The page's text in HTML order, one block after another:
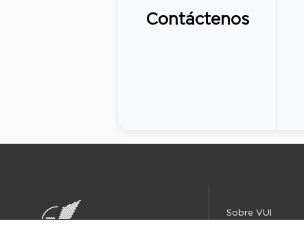
Contáctenos
Sobre VUI